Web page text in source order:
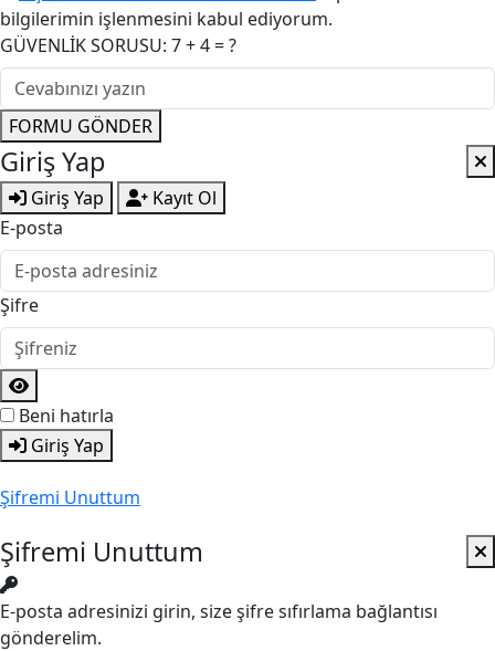
bilgilerimin işlenmesini kabul ediyorum.
GÜVENLİK SORUSU: 7 + 4 = ?
FORMU GÖNDER
Giriş Yap
Giriş Yap
Kayıt Ol
E-posta
Şifre
Beni hatırla
Giriş Yap
Şifremi Unuttum
Şifremi Unuttum
E-posta adresinizi girin, size şifre sıfırlama bağlantısı
gönderelim.